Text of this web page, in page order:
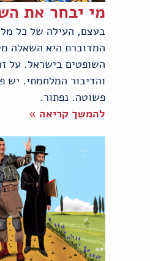
מי יבחר את
בעצם, העילה של כל
המדוברת היא השאלה
השופטים בישראל. על
והדיבור המלחמתי. יש
פשוטה. נפתור.
להמשך קריאה »